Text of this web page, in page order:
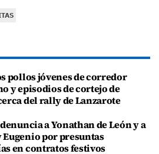
pollos jóvenes de corredor
y episodios de cortejo de
del rally de Lanzarote
a Yonathan de León y a
Eugenio por presuntas
en contratos festivos